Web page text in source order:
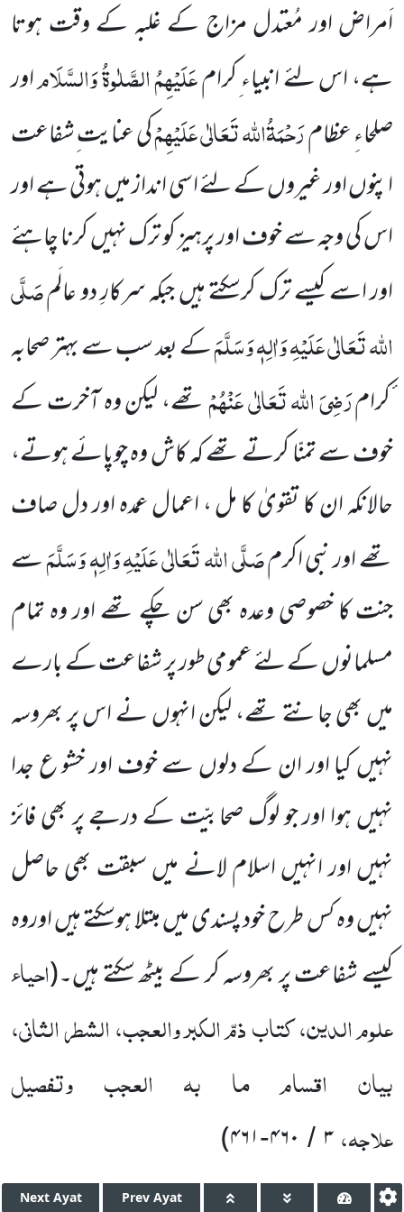
اَمراض اور مُعتدل مزاج کے غلبہ کے وقت ہوتا
ہے، اس لئے انبیاء ِکرامعَلَیْہِمُ الصَّلٰوۃُ وَالسَّلَاماور
صلحاءِ عظامرَحْمَۃُاللہ تَعَالٰی عَلَیْہِمْکی عنایت ِشفاعت
اپنوں اور غیروں کے لئے اسی انداز میں ہوتی ہے اور
اس کی وجہ سے خوف اور پرہیز کو ترک نہیں کرنا چاہئے
اور اسے کیسے ترک کرسکتے ہیں جبکہ سرکارِ دو عالَمصَلَّی
اللہ تَعَالٰی عَلَیْہِ وَاٰلِہٖ وَسَلَّمَکے بعد سب سے بہتر صحابہ
ٔکرامرَضِیَ اللہ تَعَالٰی عَنْہُمْتھے، لیکن وہ آخرت کے
خوف سے تمنّا کرتے تھے کہ کاش وہ چوپائے ہوتے،
حالانکہ ان کا تقویٰ کا مل ، اعمال عمدہ اور دل صاف
تھے اور نبی اکرمصَلَّی اللہ تَعَالٰی عَلَیْہِ وَاٰلِہٖ وَسَلَّمَسے
جنت کا خصوصی وعدہ بھی سن چکے تھے اور وہ تمام
مسلمانوں کے لئے عمومی طور پر شفاعت کے بارے
میں بھی جانتے تھے، لیکن انہوں نے اس پر بھروسہ
نہیں کیا اور ان کے دلوں سے خوف اور خشو ع جدا
نہیں ہوا اور جو لوگ صحابیّت کے درجے پر بھی فائز
نہیں اور انہیں اسلام لانے میں سبقت بھی حاصل
نہیں وہ کس طرح خود پسندی میں مبتلا ہوسکتے ہیں اوروہ
کیسے شفاعت پر بھروسہ کر کے بیٹھ سکتے ہیں۔(احیاء
علوم الدین، کتاب ذمّ الکبر والعجب، الشطر الثانی،
بیان اقسام ما بہ العجب وتفصیل
علاجہ،۳ / ۴۶۰-۴۶۱)
Next Ayat Prev Ayat